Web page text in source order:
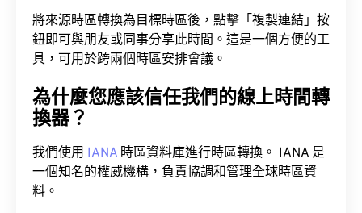
將來源時區轉換為目標時區後，點擊「複製連結」按
鈕即可與朋友或同事分享此時間。這是一個方便的工
具，可用於跨兩個時區安排會議。
為什麼您應該信任我們的線上時間轉
換器？
我們使用 IANA 時區資料庫進行時區轉換。 IANA 是
一個知名的權威機構，負責協調和管理全球時區資
料。